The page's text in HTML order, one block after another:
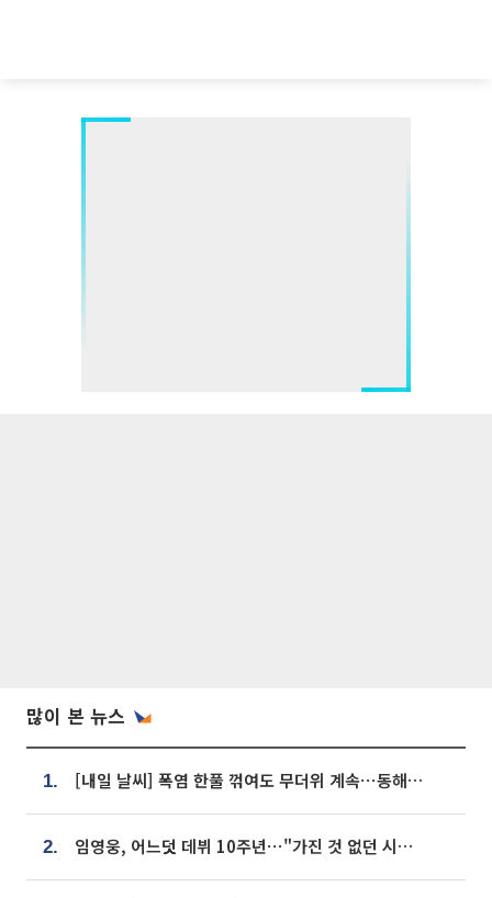
많이 본 뉴스
1. [내일 날씨] 폭염 한풀 꺾여도 무더위 계속⋯동해안 이틀 연속 비
2. 임영웅, 어느덧 데뷔 10주년⋯"가진 것 없던 시절, 내 앞엔 20명의 팬뿐"